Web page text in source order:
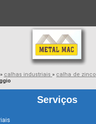
» calhas industriais» calha de zinco
Serviços